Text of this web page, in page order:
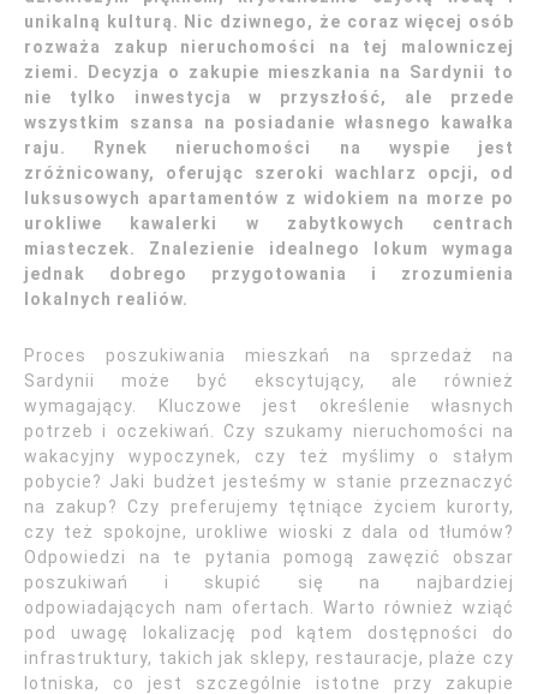
unikalną kulturą. Nic dziwnego, że coraz więcej osób
rozważa zakup nieruchomości na tej malowniczej
ziemi. Decyzja o zakupie mieszkania na Sardynii to
nie tylko inwestycja w przyszłość, ale przede
wszystkim szansa na posiadanie własnego kawałka
raju. Rynek nieruchomości na wyspie jest
zróżnicowany, oferując szeroki wachlarz opcji, od
luksusowych apartamentów z widokiem na morze po
urokliwe kawalerki w zabytkowych centrach
miasteczek. Znalezienie idealnego lokum wymaga
jednak dobrego przygotowania i zrozumienia
lokalnych realiów.
Proces poszukiwania mieszkań na sprzedaż na
Sardynii może być ekscytujący, ale również
wymagający. Kluczowe jest określenie własnych
potrzeb i oczekiwań. Czy szukamy nieruchomości na
wakacyjny wypoczynek, czy też myślimy o stałym
pobycie? Jaki budżet jesteśmy w stanie przeznaczyć
na zakup? Czy preferujemy tętniące życiem kurorty,
czy też spokojne, urokliwe wioski z dala od tłumów?
Odpowiedzi na te pytania pomogą zawęzić obszar
poszukiwań i skupić się na najbardziej
odpowiadających nam ofertach. Warto również wziąć
pod uwagę lokalizację pod kątem dostępności do
infrastruktury, takich jak sklepy, restauracje, plaże czy
lotniska, co jest szczególnie istotne przy zakupie